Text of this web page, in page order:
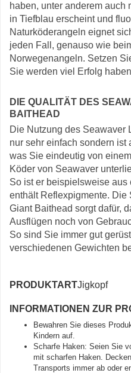
haben, unter anderem auch
in Tiefblau erscheint und
Naturköderangeln eignet
jeden Fall, genauso wie
Norwegenangeln. Setzen
Sie werden viel Erfolg
DIE QUALITÄT DES
BAITHEAD
Die Nutzung des Seawaver
nur sehr einfach sondern ist
was Sie eindeutig von
Köder von Seawaver
So ist er beispielsweise
enthält Reflexpigmente.
Giant Baithead sorgt dafür,
Ausflügen noch von
So sind Sie immer gut
verschiedenen Gewichten
PRODUKTARTJigkopf
INFORMATIONEN ZUR
Bewahren Sie dieses
Kindern auf.
Scharfe Haken: Seien Sie
mit scharfen Haken.
Transports immer ab oder